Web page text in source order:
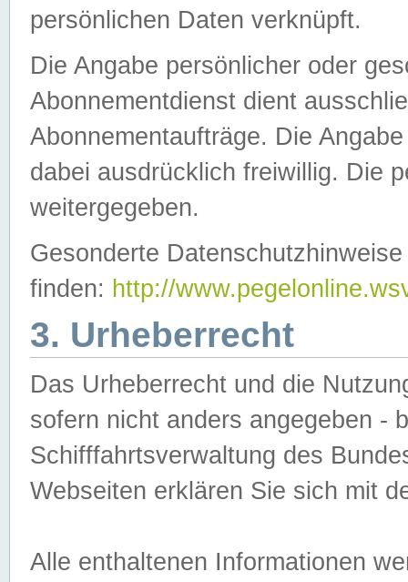
persönlichen Daten verknüpft.
Die Angabe persönlicher oder
Abonnementdienst dient
Abonnementaufträge. Die
dabei ausdrücklich freiwillig. Die
weitergegeben.
Gesonderte
finden: http://
3. Urheberrecht
Das Urheberrecht und die
sofern nicht anders angegeben -
Schifffahrtsverwaltung des
Webseiten erklären Sie sich mit
Alle enthaltenen Informationen